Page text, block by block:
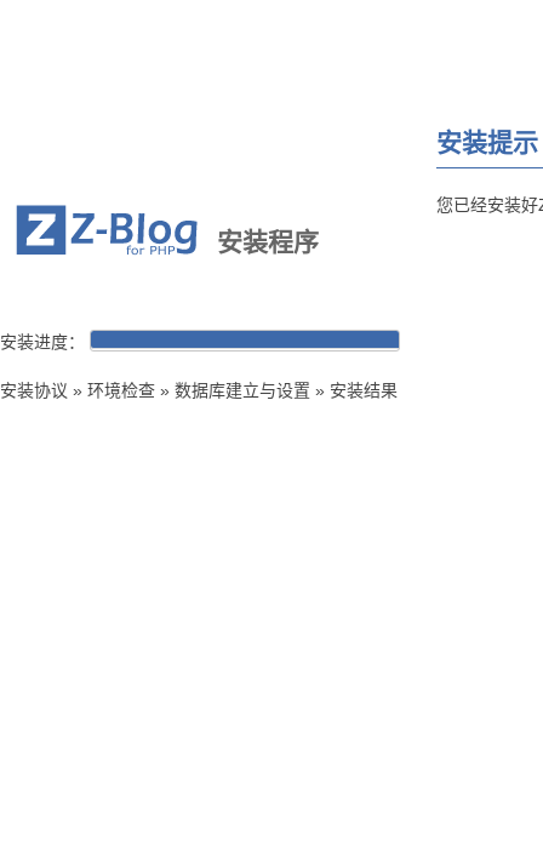
安装程序
安装进度：
安装协议 » 环境检查 » 数据库建立与设置 » 安装结果
安装提示
您已经安装